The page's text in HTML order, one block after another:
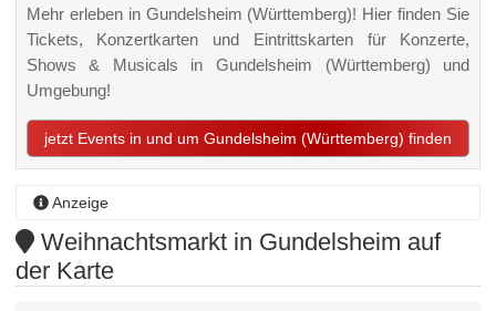
Mehr erleben in Gundelsheim (Württemberg)! Hier finden Sie
Tickets, Konzertkarten und Eintrittskarten für Konzerte,
Shows & Musicals in Gundelsheim (Württemberg) und
Umgebung!
jetzt Events in und um Gundelsheim (Württemberg) finden
Anzeige
Weihnachtsmarkt in Gundelsheim auf
der Karte